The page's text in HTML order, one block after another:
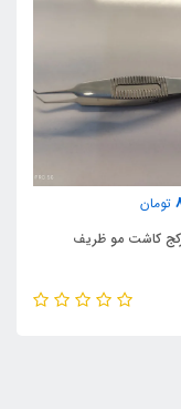
تومان
کاشت مو ظریف